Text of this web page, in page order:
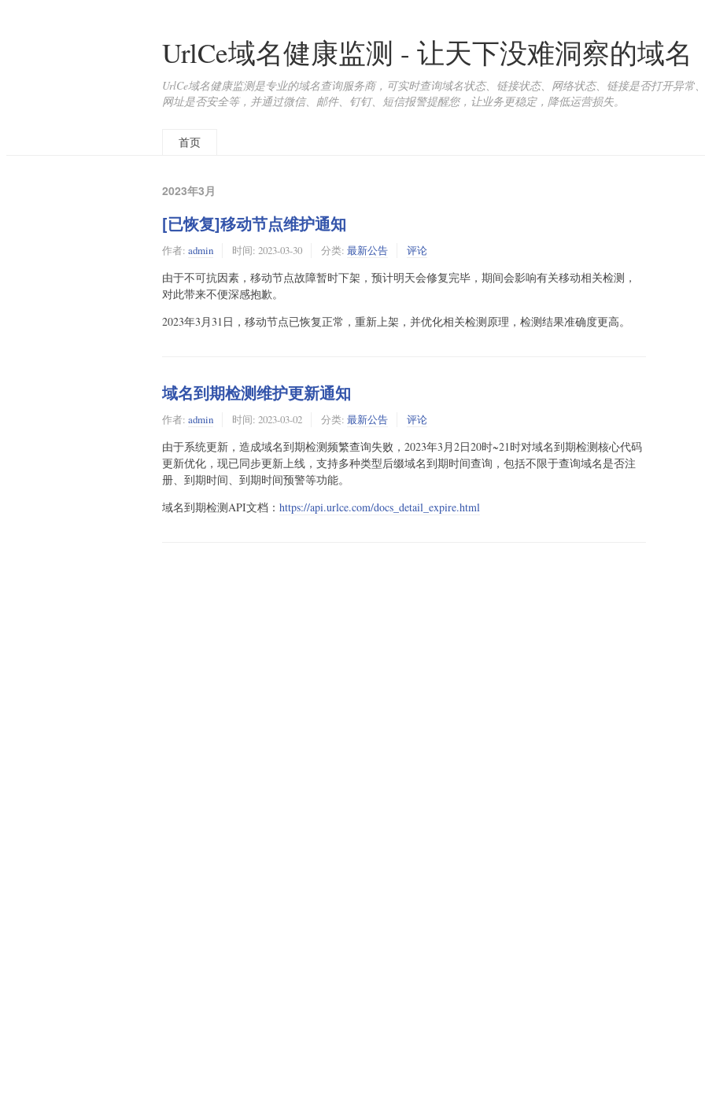
UrlCe域名健康监测 - 让天下没难洞察的域名
UrlCe域名健康监测是专业的域名查询服务商，可实时查询域名状态、链接状态、网络状态、链接是否打开异常、
网址是否安全等，并通过微信、邮件、钉钉、短信报警提醒您，让业务更稳定，降低运营损失。
首页
2023年3月
[已恢复]移动节点维护通知
作者: admin 时间: 2023-03-30 分类: 最新公告 评论
由于不可抗因素，移动节点故障暂时下架，预计明天会修复完毕，期间会影响有关移动相关检测，
对此带来不便深感抱歉。
2023年3月31日，移动节点已恢复正常，重新上架，并优化相关检测原理，检测结果准确度更高。
域名到期检测维护更新通知
作者: admin 时间: 2023-03-02 分类: 最新公告 评论
由于系统更新，造成域名到期检测频繁查询失败，2023年3月2日20时~21时对域名到期检测核心代码
更新优化，现已同步更新上线，支持多种类型后缀域名到期时间查询，包括不限于查询域名是否注
册、到期时间、到期时间预警等功能。
域名到期检测API文档： https://api.urlce.com/docs_detail_expire.html